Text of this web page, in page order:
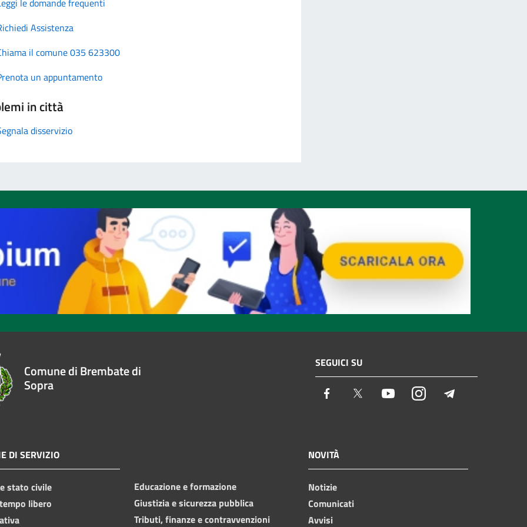
Assistenza
il comune 035 623300
un appuntamento
in città
disservizio
Comune di Brembate di
Sopra
SEGUICI SU
Facebook Twitter YoutubeInstagram
DI SERVIZIO
stato civile
libero
Educazione e formazione
Giustizia e sicurezza pubblica
Tributi, finanze e contravvenzioni
NOVITÀ
Notizie
Comunicati
Avvisi